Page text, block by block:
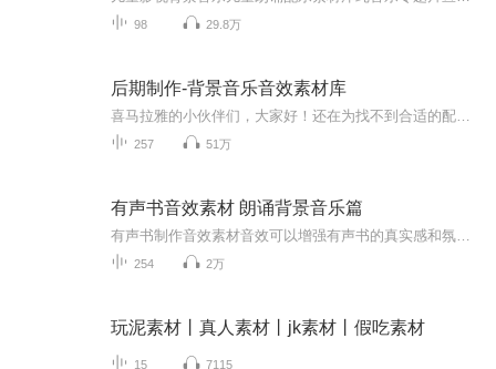
98 29.8万
后期制作-背景音乐音效素材库
257 51万
有声书音效素材 朗诵背景音乐篇
254 2万
玩泥素材丨真人素材丨jk素材丨假吃素材
15 7115